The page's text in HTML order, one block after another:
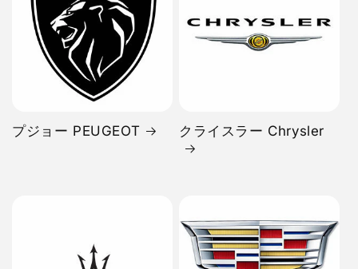
プジョー PEUGEOT クライスラー Chrysler